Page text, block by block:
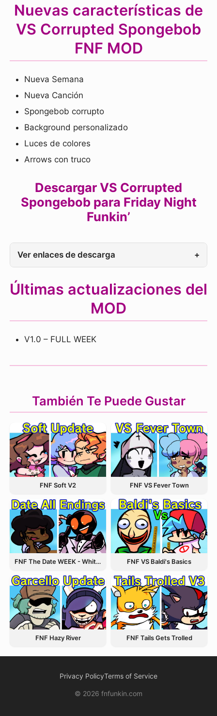
Nuevas características de
VS Corrupted Spongebob
FNF MOD
Nueva Semana
Nueva Canción
Spongebob corrupto
Background personalizado
Luces de colores
Arrows con truco
Descargar VS Corrupted
Spongebob para Friday Night
Funkin’
Ver enlaces de descarga +
Últimas actualizaciones del
MOD
V1.0 – FULL WEEK
También Te Puede Gustar
FNF Soft V2 FNF VS Fever Town
FNF The Date WEEK - Whitty and Carol FNF VS Baldi's Basics
FNF Hazy River FNF Tails Gets Trolled
Privacy PolicyTerms of Service
© 2026 fnfunkin.com